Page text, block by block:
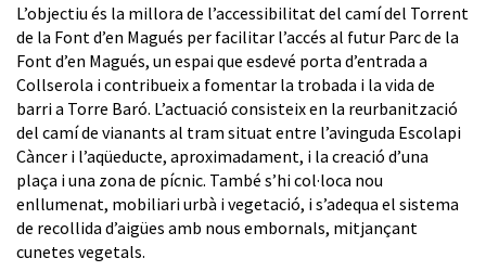
L’objectiu és la millora de l’accessibilitat del camí del Torrent
de la Font d’en Magués per facilitar l’accés al futur Parc de la
Font d’en Magués, un espai que esdevé porta d’entrada a
Collserola i contribueix a fomentar la trobada i la vida de
barri a Torre Baró. L’actuació consisteix en la reurbanització
del camí de vianants al tram situat entre l’avinguda Escolapi
Càncer i l’aqüeducte, aproximadament, i la creació d’una
plaça i una zona de pícnic. També s’hi col·loca nou
enllumenat, mobiliari urbà i vegetació, i s’adequa el sistema
de recollida d’aigües amb nous embornals, mitjançant
cunetes vegetals.